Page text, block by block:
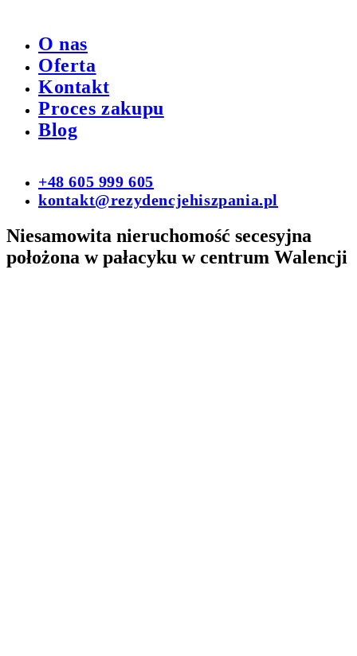
O nas
Oferta
Kontakt
Proces zakupu
Blog
+48 605 999 605
kontakt@rezydencjehiszpania.pl
Niesamowita nieruchomość secesyjna
położona w pałacyku w centrum Walencji